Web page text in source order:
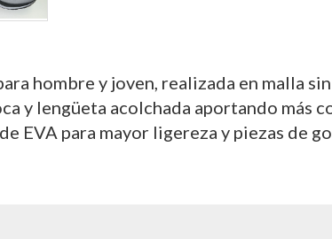
hombre y joven, realizada en malla
y lengüeta acolchada aportando más
EVA para mayor ligereza y piezas de